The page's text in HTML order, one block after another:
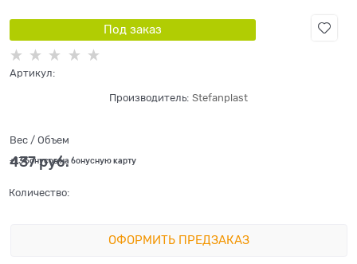
Под заказ
Артикул:
Производитель: Stefanplast
Вес / Объем
437 руб.
+13 бонусов на бонусную карту
Количество:
ОФОРМИТЬ ПРЕДЗАКАЗ